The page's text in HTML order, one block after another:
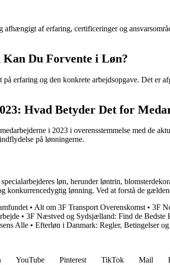
af erfaring, certificeringer og
Du Forvente i Løn?
erfaring og den konkrete arbejdsopgave. Det
Hvad Betyder Det for
i 2023 i overensstemmelse med de
på lønningerne.
løn, herunder løntrin,
lønning. Ved at forstå de
• Alt om 3F Transport Overenskomst • 3F
• 3F Næstved og Sydsjælland: Find de Bedste
Alle • Efterløn i Danmark: Regler, Betingelser
YouTube Pinterest TikTok Mail